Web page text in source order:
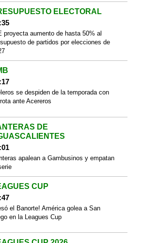
ELECTORAL
proyecta aumento de hasta 50% al
de partidos por elecciones de
se despiden de la temporada con
ante Acereros
DE
apalean a Gambusinos y empatan
CUP
el Banorte! América golea a San
en la Leagues Cup